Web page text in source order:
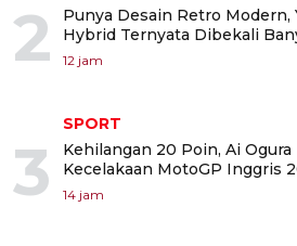
2
Punya Desain Retro Modern,
Hybrid Ternyata Dibekali
12 jam
3
SPORT
Kehilangan 20 Poin, Ai
Kecelakaan MotoGP Inggris
14 jam